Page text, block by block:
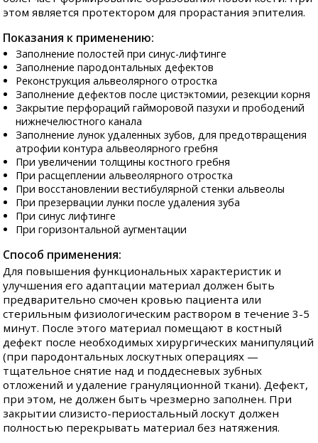
этом является протектором для прорастания эпителия.
Показания к применению:
Заполнение полостей при синус-лифтинге
Заполнение пародонтальных дефектов
Реконструкция альвеолярного отростка
Заполнение дефектов после цистэктомии, резекции корня
Закрытие перфораций гайморовой пазухи и прободений
нижнечелюстного канала
Заполнение лунок удаленных зубов, для предотвращения
атрофии контура альвеолярного гребня
При увеличении толщины костного гребня
При расщеплении альвеолярного отростка
При восстановлении вестибулярной стенки альвеолы
При презервации лунки после удаления зуба
При синус лифтинге
При горизонтальной аугментации
Способ применения:
Для повышения функциональных характеристик и
улучшения его адаптации материал должен быть
предварительно смочен кровью пациента или
стерильным физиологическим раствором в течение 3-5
минут. После этого материал помещают в костный
дефект после необходимых хирургических манипуляций
(при пародонтальных лоскутных операциях —
тщательное снятие над и поддесневых зубных
отложений и удаление грануляционной ткани). Дефект,
при этом, не должен быть чрезмерно заполнен. При
закрытии слизисто-периостальный лоскут должен
полностью перекрывать материал без натяжения.